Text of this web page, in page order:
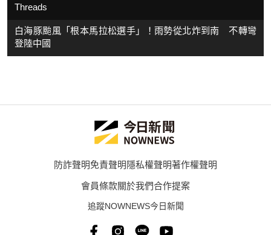
Threads
白海豚颱風「根本馬拉松選手」！雨勢從北炸到南 不轉彎
登陸中國
防詐聲明免責聲明隱私權聲明著作權聲明
會員條款關於我們合作提案
追蹤NOWNEWS今日新聞